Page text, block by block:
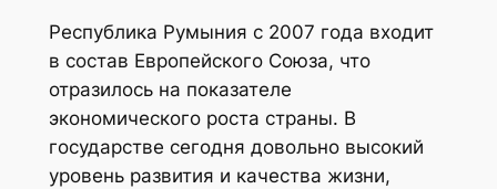
Республика Румыния с 2007 года входит
в состав Европейского Союза, что
отразилось на показателе
экономического роста страны. В
государстве сегодня довольно высокий
уровень развития и качества жизни,